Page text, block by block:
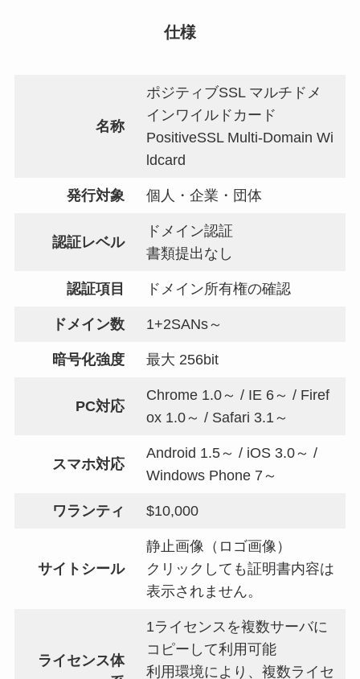
仕様
名称
ポジティブSSL マルチドメ
インワイルドカード
PositiveSSL Multi-Domain Wi
ldcard
発行対象 個人・企業・団体
認証レベル
ドメイン認証
書類提出なし
認証項目 ドメイン所有権の確認
ドメイン数 1+2SANs～
暗号化強度 最大 256bit
PC対応
Chrome 1.0～ / IE 6～ / Firef
ox 1.0～ / Safari 3.1～
スマホ対応
Android 1.5～ / iOS 3.0～ /
Windows Phone 7～
ワランティ $10,000
サイトシール
静止画像（ロゴ画像）
クリックしても証明書内容は
表示されません。
ライセンス体
1ライセンスを複数サーバに
コピーして利用可能
利用環境により、複数ライセ